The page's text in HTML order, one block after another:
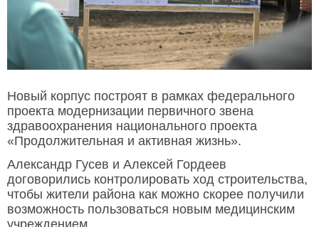
Новый корпус построят в рамках федерального
проекта модернизации первичного звена
здравоохранения национального проекта
«Продолжительная и активная жизнь».
Александр Гусев и Алексей Гордеев
договорились контролировать ход строительства,
чтобы жители района как можно скорее получили
возможность пользоваться новым медицинским
учреждением.